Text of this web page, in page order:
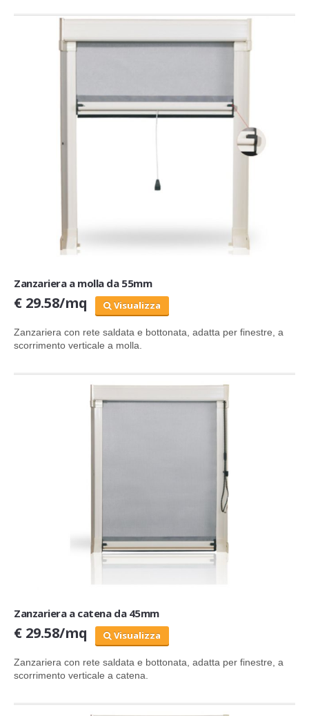
Zanzariera a molla da 55mm
€ 29.58/mq Visualizza
Zanzariera con rete saldata e bottonata, adatta per finestre, a
scorrimento verticale a molla.
Zanzariera a catena da 45mm
€ 29.58/mq Visualizza
Zanzariera con rete saldata e bottonata, adatta per finestre, a
scorrimento verticale a catena.